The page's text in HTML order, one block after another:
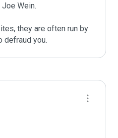
Wein.
they are often run by
defraud you.